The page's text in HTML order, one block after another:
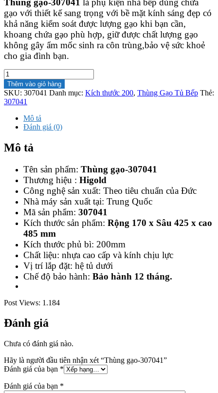
2,180,000 ₫.là:
1,962,000 ₫.
gạo với thiết kế sang trọng với bề mặt kính sáng đẹp có
khả năng kiểm soát được lượng gạo khi bạn cần,
khoang chứa gạo phù hợp, giữ được chất lượng gạo
không gây ẩm mốc sinh ra côn trùng,bảo vệ sức khoẻ
cho gia đình bạn.
Thùng
gạo-
307041
số
lượng
Thêm vào giỏ hàng
SKU: 307041 Danh mục: Kích thước 200, Thùng Gạo Tủ Bếp Thẻ:
307041
Mô tả
Đánh giá (0)
Mô tả
Tên sản phẩm: Thùng gạo-307041
Thương hiệu : Higold
Công nghệ sản xuất: Theo tiêu chuẩn của Đức
Nhà máy sản xuất tại: Trung Quốc
Mã sản phẩm: 307041
Kích thước sản phẩm: Rộng 170 x Sâu 425 x cao
485 mm
Kích thước phủ bì: 200mm
Chất liệu: nhựa cao cấp và kính chịu lực
Vị trí lắp đặt: hệ tủ dưới
Chế độ bảo hành: Bảo hành 12 tháng.
Post Views: 1.184
Đánh giá
Chưa có đánh giá nào.
Hãy là người đầu tiên nhận xét “Thùng gạo-307041”
Đánh giá của bạn *
Đánh giá của bạn *